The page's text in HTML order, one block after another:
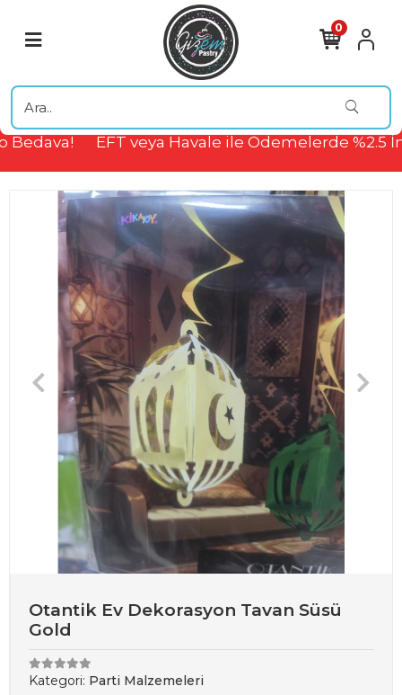
EFT veya Havale ile Ödemelerde %2.5
0
Otantik Ev Dekorasyon Tavan Süsü
Gold
Kategori: Parti Malzemeleri